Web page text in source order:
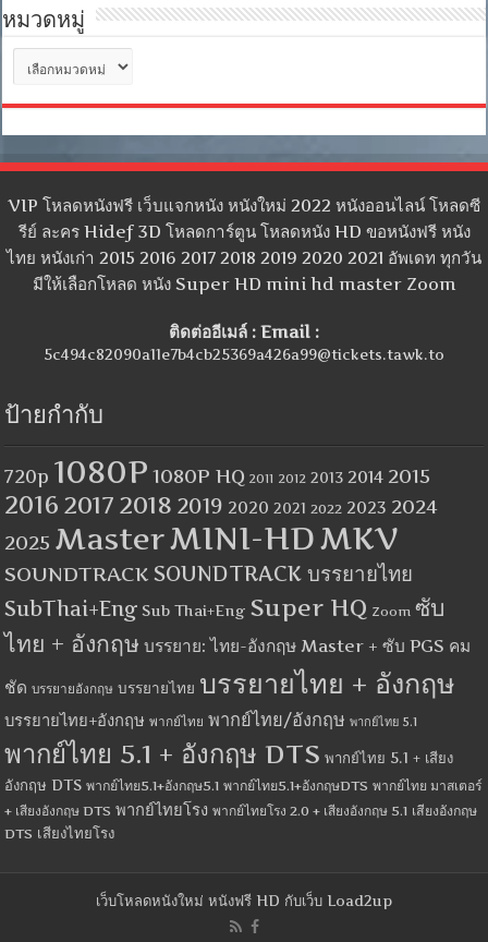
หมวดหมู่
หมู่
VIP โหลดหนังฟรี เว็บแจกหนัง หนังใหม่ 2022 หนังออนไลน์ โหลดซี
รีย์ ละคร Hidef 3D โหลดการ์ตูน โหลดหนัง HD ขอหนังฟรี หนัง
ไทย หนังเก่า 2015 2016 2017 2018 2019 2020 2021 อัพเดท ทุกวัน
มีให้เลือกโหลด หนัง Super HD mini hd master Zoom
ติดต่ออีเมล์ : Email :
5c494c82090a11e7b4cb25369a426a99@tickets.tawk.to
ป้ายกำกับ
720p 1080P 1080P HQ 2011 2012 2013 2014 2015
2016 2017 2018 2019 2020 2021 2022 2023 2024
2025 MasterMINI-HDMKV
SOUNDTRACK SOUNDTRACK บรรยายไทย
SubThai+Eng Sub Thai+Eng Super HQ Zoom ซับ
ไทย + อังกฤษ บรรยาย: ไทย-อังกฤษ Master + ซับ PGS คม
ชัด บรรยายอังกฤษ บรรยายไทย บรรยายไทย + อังกฤษ
บรรยายไทย+อังกฤษ พากย์ไทย พากย์ไทย/อังกฤษ พากย์ไทย 5.1
พากย์ไทย 5.1 + อังกฤษ DTS พากย์ไทย 5.1 + เสียง
อังกฤษ DTS พากย์ไทย5.1+อังกฤษ5.1 พากย์ไทย5.1+อังกฤษDTS พากย์ไทย มาสเตอร์
+ เสียงอังกฤษ DTS พากย์ไทยโรง พากย์ไทยโรง 2.0 + เสียงอังกฤษ 5.1 เสียงอังกฤษ
DTS เสียงไทยโรง
เว็บโหลดหนังใหม่ หนังฟรี HD กับเว็บ Load2up